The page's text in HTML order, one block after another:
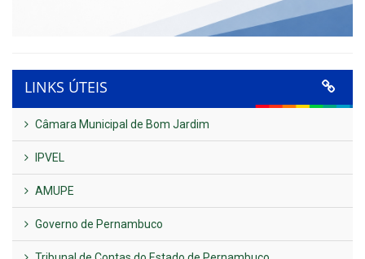
LINKS ÚTEIS
Câmara Municipal de Bom Jardim
IPVEL
AMUPE
Governo de Pernambuco